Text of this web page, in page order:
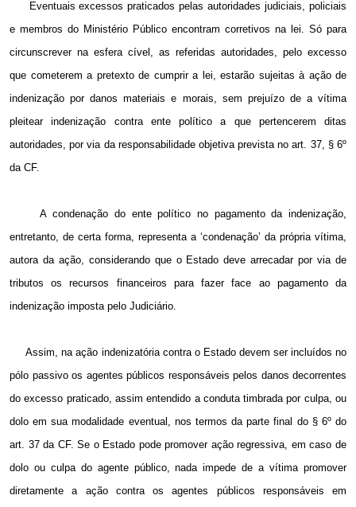
Eventuais excessos praticados pelas autoridades judiciais, policiais
e membros do Ministério Público encontram corretivos na lei. Só para
circunscrever na esfera cível, as referidas autoridades, pelo excesso
que cometerem a pretexto de cumprir a lei, estarão sujeitas à ação de
indenização por danos materiais e morais, sem prejuízo de a vítima
pleitear indenização contra ente político a que pertencerem ditas
autoridades, por via da responsabilidade objetiva prevista no art. 37, § 6º
da CF.
A condenação do ente político no pagamento da indenização,
entretanto, de certa forma, representa a ‘condenação’ da própria vítima,
autora da ação, considerando que o Estado deve arrecadar por via de
tributos os recursos financeiros para fazer face ao pagamento da
indenização imposta pelo Judiciário.
Assim, na ação indenizatória contra o Estado devem ser incluídos no
pólo passivo os agentes públicos responsáveis pelos danos decorrentes
do excesso praticado, assim entendido a conduta timbrada por culpa, ou
dolo em sua modalidade eventual, nos termos da parte final do § 6º do
art. 37 da CF. Se o Estado pode promover ação regressiva, em caso de
dolo ou culpa do agente público, nada impede de a vítima promover
diretamente a ação contra os agentes públicos responsáveis em